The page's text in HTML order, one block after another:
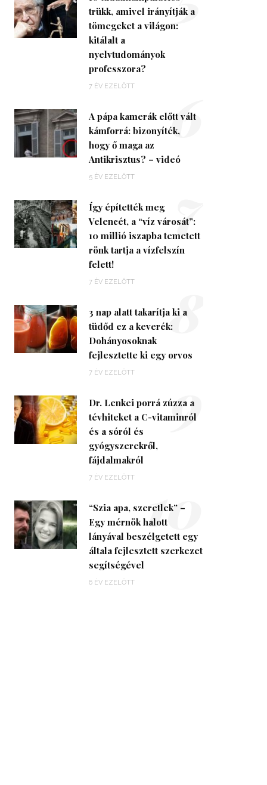
trükk, amivel irányítják a
tömegeket a világon:
kitálalt a
nyelvtudományok
professzora?
7 ÉV EZELŐTT
A pápa kamerák előtt vált
kámforrá: bizonyíték,
hogy ő maga az
Antikrisztus? – videó
5 ÉV EZELŐTT
6
Így építették meg
Velencét, a “víz városát”:
10 millió iszapba temetett
rönk tartja a vízfelszín
felett!
7 ÉV EZELŐTT
7
3 nap alatt takarítja ki a
tüdőd ez a keverék:
Dohányosoknak
fejlesztette ki egy orvos
7 ÉV EZELŐTT
8
Dr. Lenkei porrá zúzza a
tévhiteket a C-vitaminról
és a sóról és
gyógyszerekről,
fájdalmakról
7 ÉV EZELŐTT
9
“Szia apa, szeretlek” –
Egy mérnök halott
lányával beszélgetett egy
általa fejlesztett szerkezet
segítségével
6 ÉV EZELŐTT
10